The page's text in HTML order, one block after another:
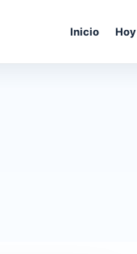
Inicio Hoy